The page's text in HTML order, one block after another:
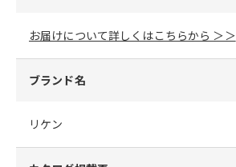
お届けについて詳しくはこちらから ＞＞
ブランド名
リケン